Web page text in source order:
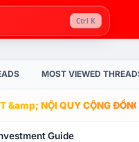
Ctrl K
MOST VIEWED
&amp; NỘI QUY CỘNG
Guide